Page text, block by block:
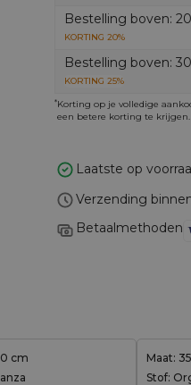
Bestelling boven:
KORTING 20%
Bestelling boven:
KORTING 25%
*Korting op je volledige
een betere korting te krijgen.
Laatste op
Verzending
Betaalmethoden
cm
Maat:
Stof: